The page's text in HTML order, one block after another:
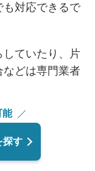
も対応できるで
ていたり、片
どは専門業者
能
探す